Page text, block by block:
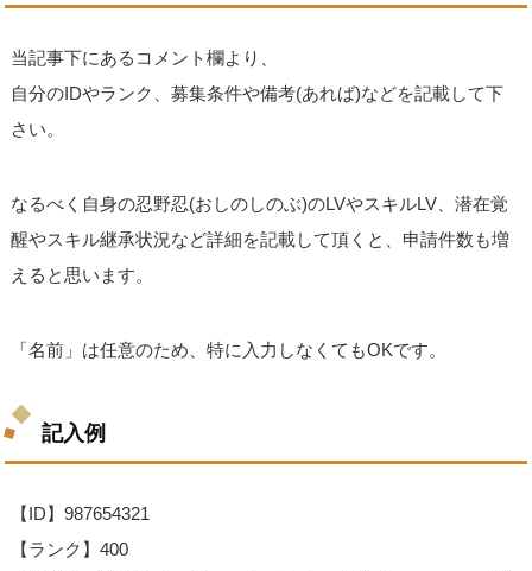
当記事下にあるコメント欄より、
自分のIDやランク、募集条件や備考(あれば)などを記載して下
さい。
なるべく自身の忍野忍(おしのしのぶ)のLVやスキルLV、潜在覚
醒やスキル継承状況など詳細を記載して頂くと、申請件数も増
えると思います。
「名前」は任意のため、特に入力しなくてもOKです。
記入例
【ID】987654321
【ランク】400